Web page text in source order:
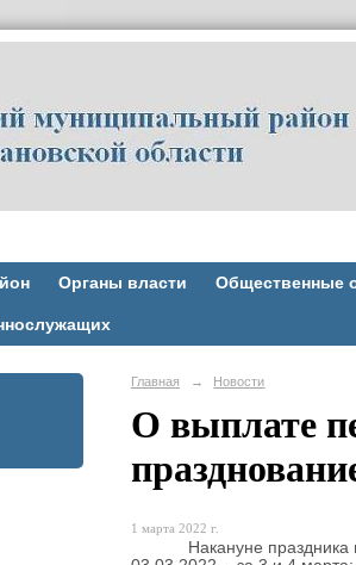
Органы власти Общественные
Главная → Новости
О выплате
1 марта 2022 г.
Накануне